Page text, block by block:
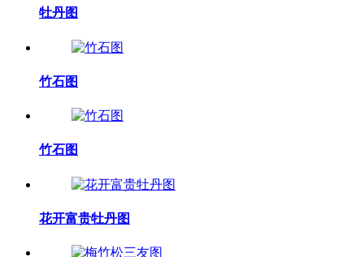
牡丹图
竹石图
竹石图
花开富贵牡丹图